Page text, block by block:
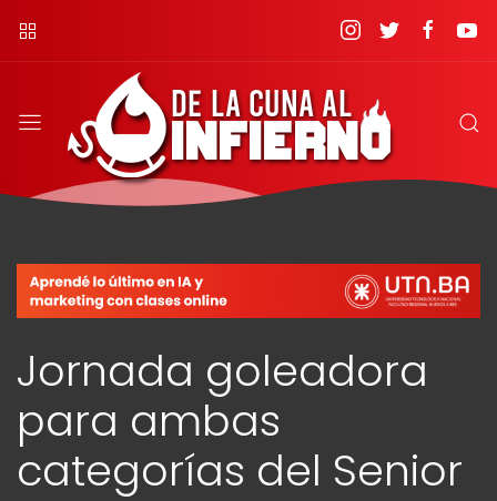
Jornada goleadora
para ambas
categorías del Senior